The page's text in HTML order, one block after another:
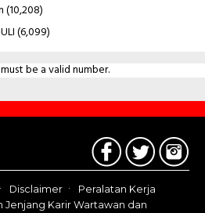
(10,208)
(6,099)
be a valid number.
Disclaimer
Peralatan Kerja
Jenjang Karir Wartawan dan